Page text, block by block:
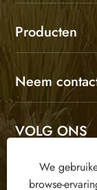
Producten
Neem
VOLG ONS
We
browse-